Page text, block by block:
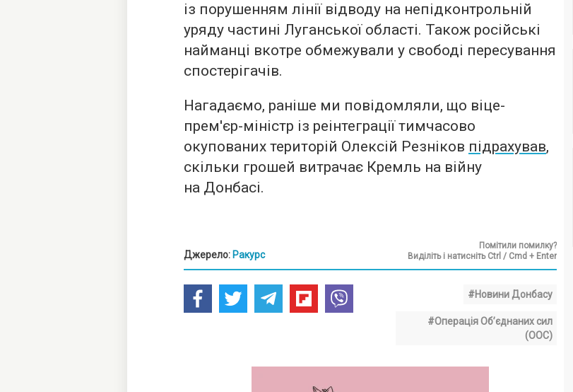
із порушенням лінії відводу на непідконтрольній
уряду частині Луганської області. Також російські
найманці вкотре обмежували у свободі пересування
спостерігачів.
Нагадаємо, раніше ми повідомляли, що віце-
прем'єр-міністр із реінтеграції тимчасово
окупованих територій Олексій Резніков підрахував,
скільки грошей витрачає Кремль на війну
на Донбасі.
Джерело: Ракурс
Помітили помилку?
Виділіть і натисніть Ctrl / Cmd + Enter
#Новини Донбасу
#Операція Об’єднаних сил
(ООС)